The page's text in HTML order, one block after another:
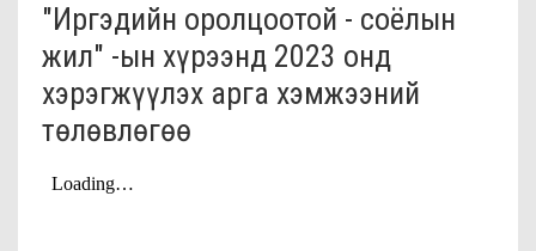
"Иргэдийн оролцоотой - соёлын
жил" -ын хүрээнд 2023 онд
хэрэгжүүлэх арга хэмжээний
төлөвлөгөө